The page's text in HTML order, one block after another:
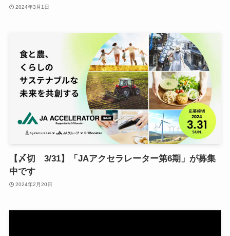
2024年3月1日
【〆切 3/31】「JAアクセラレーター第6期」が募集
中です
2024年2月20日